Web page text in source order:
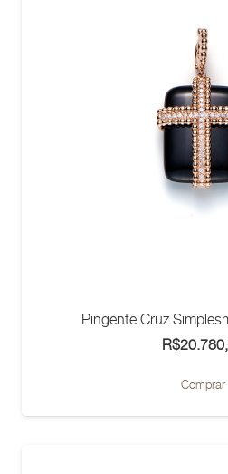
Pingente Cruz
R$
Comprar